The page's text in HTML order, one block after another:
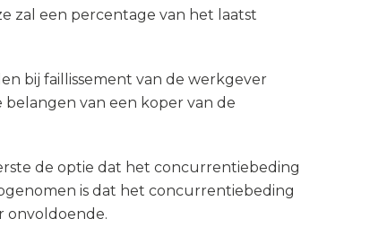
zal een percentage van het laatst
bij faillissement van de werkgever
van een koper van de
de optie dat het concurrentiebeding
is dat het concurrentiebeding
onvoldoende.